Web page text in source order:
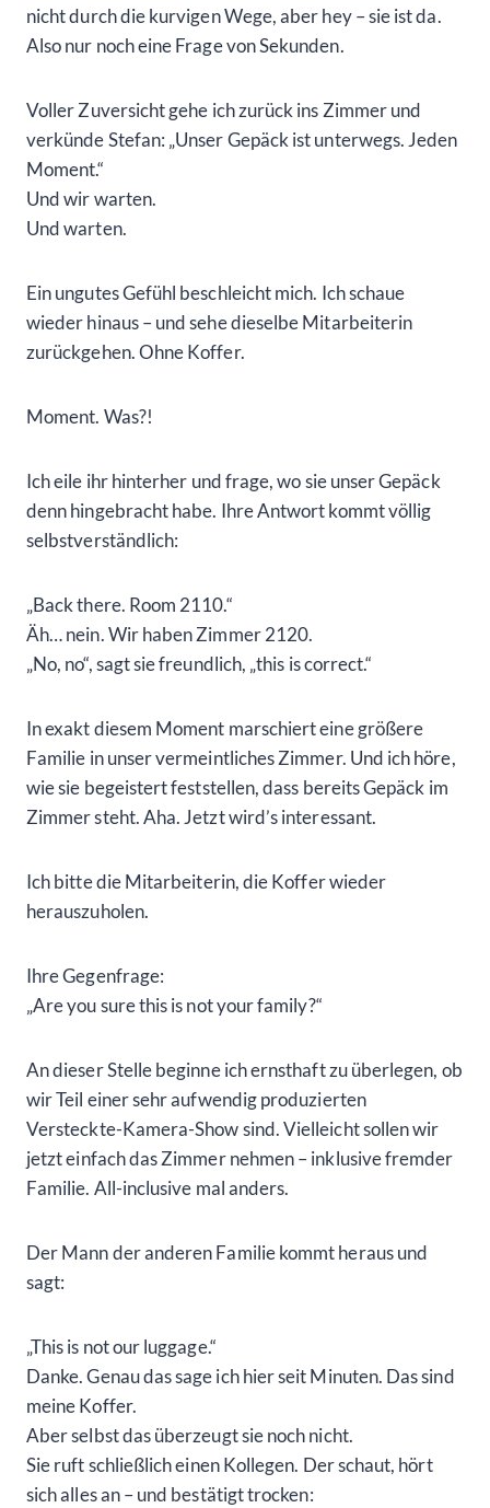
nicht durch die kurvigen Wege, aber hey – sie ist da.
Also nur noch eine Frage von Sekunden.
Voller Zuversicht gehe ich zurück ins Zimmer und
verkünde Stefan: „Unser Gepäck ist unterwegs. Jeden
Moment.“
Und wir warten.
Und warten.
Ein ungutes Gefühl beschleicht mich. Ich schaue
wieder hinaus – und sehe dieselbe Mitarbeiterin
zurückgehen. Ohne Koffer.
Moment. Was?!
Ich eile ihr hinterher und frage, wo sie unser Gepäck
denn hingebracht habe. Ihre Antwort kommt völlig
selbstverständlich:
„Back there. Room 2110.“
Äh… nein. Wir haben Zimmer 2120.
„No, no“, sagt sie freundlich, „this is correct.“
In exakt diesem Moment marschiert eine größere
Familie in unser vermeintliches Zimmer. Und ich höre,
wie sie begeistert feststellen, dass bereits Gepäck im
Zimmer steht. Aha. Jetzt wird’s interessant.
Ich bitte die Mitarbeiterin, die Koffer wieder
herauszuholen.
Ihre Gegenfrage:
„Are you sure this is not your family?“
An dieser Stelle beginne ich ernsthaft zu überlegen, ob
wir Teil einer sehr aufwendig produzierten
Versteckte-Kamera-Show sind. Vielleicht sollen wir
jetzt einfach das Zimmer nehmen – inklusive fremder
Familie. All-inclusive mal anders.
Der Mann der anderen Familie kommt heraus und
sagt:
„This is not our luggage.“
Danke. Genau das sage ich hier seit Minuten. Das sind
meine Koffer.
Aber selbst das überzeugt sie noch nicht.
Sie ruft schließlich einen Kollegen. Der schaut, hört
sich alles an – und bestätigt trocken: